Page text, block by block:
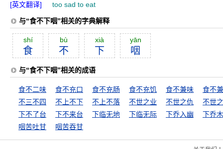
[英文翻译]
too sad to eat
与“食不下咽”相关的字典解释
shí
食
bù
不
xià
下
yān
咽
与“食不下咽”相关的成语
食不二味 食不充口 食不充肠 食不充饥 食不兼味
食不
不三不四
不上不下 不上不落 不世之业 不世之仇
不世
下不了台
下不来台 下临无地 下临无际
下乔入幽
咽苦吐甘
咽苦吞甘